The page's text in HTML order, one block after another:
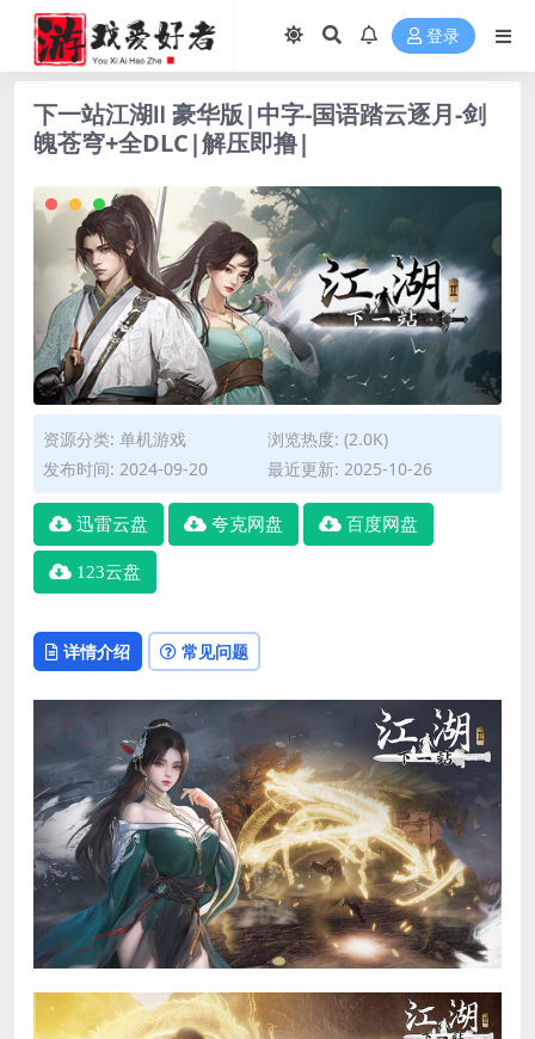
登录
下一站江湖Ⅱ 豪华版|中字-国语踏云逐月-剑
魄苍穹+全DLC|解压即撸|
资源分类: 单机游戏
浏览热度: (2.0K)
发布时间: 2024-09-20
最近更新: 2025-10-26
迅雷云盘 夸克网盘 百度网盘
123云盘
详情介绍 常见问题